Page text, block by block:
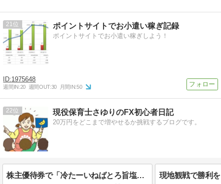
21 ポイントサイトでお小遣い稼ぎ記録
ポイントサイトでお小遣い稼ぎしよう！
1975648
週間IN:20 週間OUT:30 月間IN:50
22 現役保育士さゆりのFX初心者日記
20万円をどこまで増やせるか挑戦するブログです。
株主優待券で「冷たーいねばとろ旨塩うどん」を食べてきた 現地観戦で勝利